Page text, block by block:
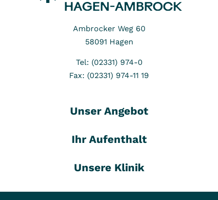
Ambrocker Weg 60
58091 Hagen
Tel: (02331) 974-0
Fax: (02331) 974-11 19
Unser Angebot
Ihr Aufenthalt
Unsere Klinik